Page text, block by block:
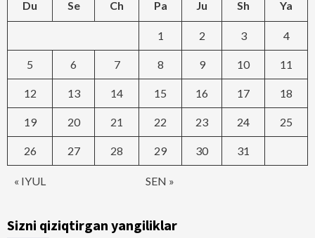
Du Se Ch Pa Ju Sh Ya
« IYUL SEN »
1 2 3 4
5 6 7 8 9 10 11
12 13 14 15 16 17 18
19 20 21 22 23 24 25
26 27 28 29 30 31
Sizni qiziqtirgan yangiliklar